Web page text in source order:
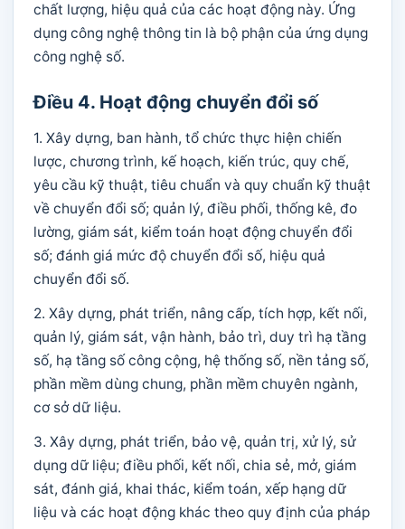
chất lượng, hiệu quả của các hoạt động này. Ứng
dụng công nghệ thông tin là bộ phận của ứng dụng
công nghệ số.
Điều 4. Hoạt động chuyển đổi số
1. Xây dựng, ban hành, tổ chức thực hiện chiến
lược, chương trình, kế hoạch, kiến trúc, quy chế,
yêu cầu kỹ thuật, tiêu chuẩn và quy chuẩn kỹ thuật
về chuyển đổi số; quản lý, điều phối, thống kê, đo
lường, giám sát, kiểm toán hoạt động chuyển đổi
số; đánh giá mức độ chuyển đổi số, hiệu quả
chuyển đổi số.
2. Xây dựng, phát triển, nâng cấp, tích hợp, kết nối,
quản lý, giám sát, vận hành, bảo trì, duy trì hạ tầng
số, hạ tầng số công cộng, hệ thống số, nền tảng số,
phần mềm dùng chung, phần mềm chuyên ngành,
cơ sở dữ liệu.
3. Xây dựng, phát triển, bảo vệ, quản trị, xử lý, sử
dụng dữ liệu; điều phối, kết nối, chia sẻ, mở, giám
sát, đánh giá, khai thác, kiểm toán, xếp hạng dữ
liệu và các hoạt động khác theo quy định của pháp